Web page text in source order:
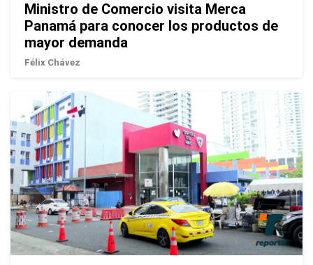
Ministro de Comercio visita Merca
Panamá para conocer los productos de
mayor demanda
Félix Chávez